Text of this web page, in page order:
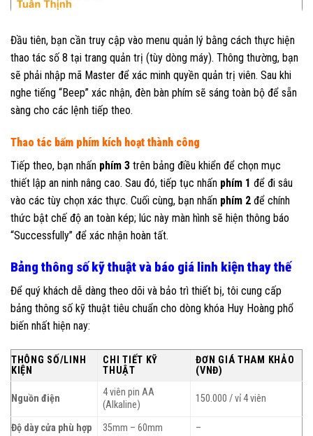
Đầu tiên, bạn cần truy cập vào menu quản lý bằng cách thực hiện
thao tác số 8 tại trang quản trị (tùy dòng máy). Thông thường, bạn
sẽ phải nhập mã Master để xác minh quyền quản trị viên. Sau khi
nghe tiếng “Beep” xác nhận, đèn bàn phím sẽ sáng toàn bộ để sẵn
sàng cho các lệnh tiếp theo.
Thao tác bấm phím kích hoạt thành công
Tiếp theo, bạn nhấn phím 3 trên bảng điều khiển để chọn mục
thiết lập an ninh nâng cao. Sau đó, tiếp tục nhấn phím 1 để đi sâu
vào các tùy chọn xác thực. Cuối cùng, bạn nhấn phím 2 để chính
thức bật chế độ an toàn kép; lúc này màn hình sẽ hiện thông báo
“Successfully” để xác nhận hoàn tất.
Bảng thông số kỹ thuật và báo giá linh kiện thay thế
Để quý khách dễ dàng theo dõi và bảo trì thiết bị, tôi cung cấp
bảng thông số kỹ thuật tiêu chuẩn cho dòng khóa Huy Hoàng phổ
biến nhất hiện nay:
THÔNG SỐ/LINH
KIỆN
CHI TIẾT KỸ
THUẬT
ĐƠN GIÁ THAM KHẢO
(VNĐ)
Nguồn điện
4 viên pin AA
(Alkaline)
150.000 / vỉ 4 viên
Độ dày cửa phù hợp 35mm – 60mm
–